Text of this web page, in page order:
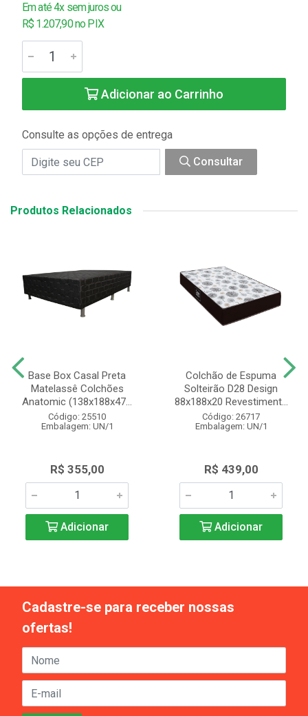
Em até 4x sem juros ou
R$ 1.207,90 no PIX
Adicionar ao Carrinho
Consulte as opções de entrega
Consultar
Produtos Relacionados
Base Box Casal Preta
Matelassê Colchões
Anatomic (138x188x47...
Código: 25510
Embalagem: UN/1
R$ 355,00
Adicionar
Colchão de Espuma
Solteirão D28 Design
88x188x20 Revestiment...
Código: 26717
Embalagem: UN/1
R$ 439,00
Adicionar
Cadastre-se para receber nossas
ofertas!